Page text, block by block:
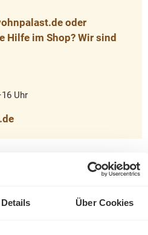
Details Über Cookies
oder
Hilfe im Shop? Wir sind
Uhr
"Cascia Beistelltisch 55